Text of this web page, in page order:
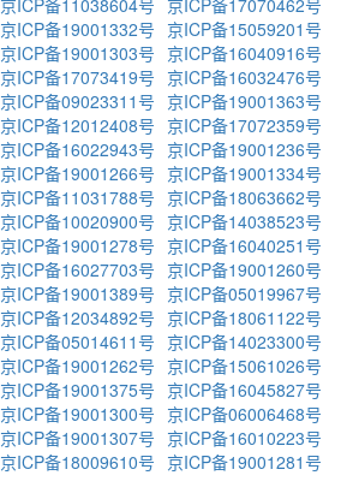
京ICP备11038604号 京ICP备17070462号
京ICP备19001332号 京ICP备15059201号
京ICP备19001303号 京ICP备16040916号
京ICP备17073419号 京ICP备16032476号
京ICP备09023311号 京ICP备19001363号
京ICP备12012408号 京ICP备17072359号
京ICP备16022943号 京ICP备19001236号
京ICP备19001266号 京ICP备19001334号
京ICP备11031788号 京ICP备18063662号
京ICP备10020900号 京ICP备14038523号
京ICP备19001278号 京ICP备16040251号
京ICP备16027703号 京ICP备19001260号
京ICP备19001389号 京ICP备05019967号
京ICP备12034892号 京ICP备18061122号
京ICP备05014611号 京ICP备14023300号
京ICP备19001262号 京ICP备15061026号
京ICP备19001375号 京ICP备16045827号
京ICP备19001300号 京ICP备06006468号
京ICP备19001307号 京ICP备16010223号
京ICP备18009610号 京ICP备19001281号